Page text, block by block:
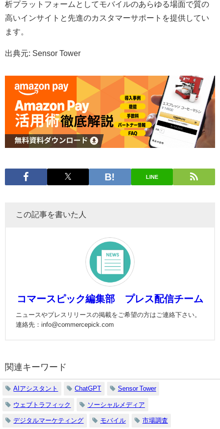
析プラットフォームとしてモバイルのあらゆる場面で質の
高いインサイトと先進のカスタマーサポートを提供してい
ます。
出典元: Sensor Tower
LINE
この記事を書いた人
コマースピック編集部 プレス配信チーム
ニュースやプレスリリースの掲載をご希望の方はご連絡下さい。
連絡先：info@commercepick.com
関連キーワード
AIアシスタント ChatGPT Sensor Tower
ウェブトラフィック ソーシャルメディア
デジタルマーケティング モバイル 市場調査